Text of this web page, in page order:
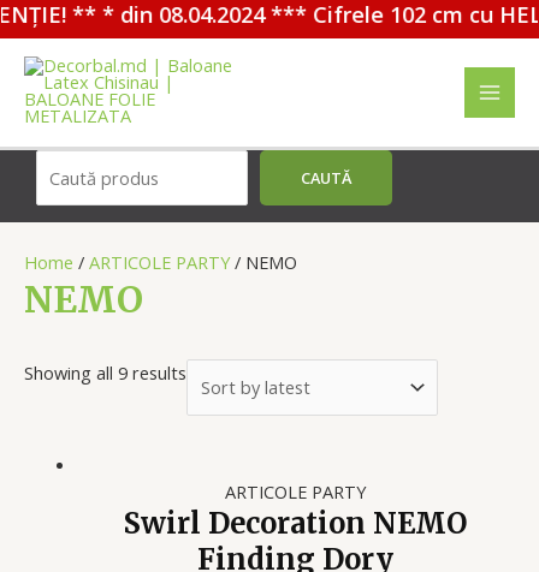
** * din 08.04.2024 *** Cifrele 102 cm cu
Перейти
содержимому
CAUTĂ
Home / ARTICOLE PARTY/ NEMO
NEMO
Showing all 9 results
ARTICOLE PARTY
Swirl Decoration NEMO
Finding Dory